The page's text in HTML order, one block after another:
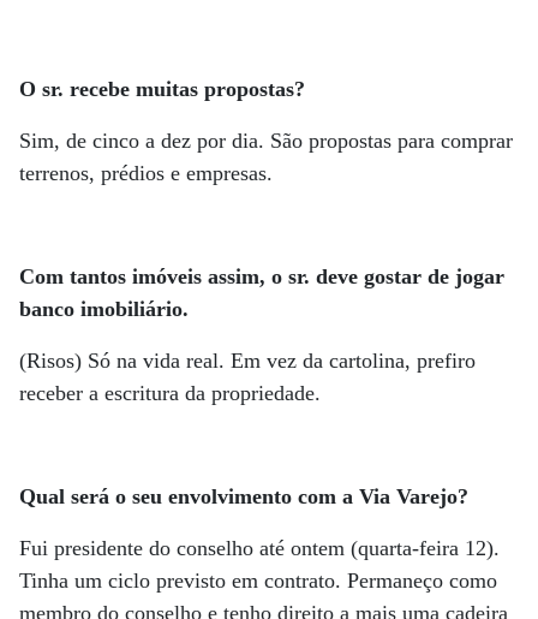
O sr. recebe muitas propostas?
Sim, de cinco a dez por dia. São propostas para comprar
terrenos, prédios e empresas.
Com tantos imóveis assim, o sr. deve gostar de jogar
banco imobiliário.
(Risos) Só na vida real. Em vez da cartolina, prefiro
receber a escritura da propriedade.
Qual será o seu envolvimento com a Via Varejo?
Fui presidente do conselho até ontem (quarta-feira 12).
Tinha um ciclo previsto em contrato. Permaneço como
membro do conselho e tenho direito a mais uma cadeira